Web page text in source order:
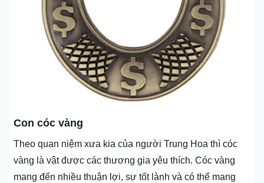
Con cóc vàng
Theo quan niệm xưa kia của người Trung Hoa thì cóc
vàng là vật được các thương gia yêu thích. Cóc vàng
mang đến nhiều thuận lợi, sự tốt lành và có thể mang